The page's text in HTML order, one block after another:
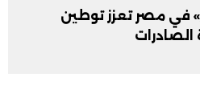
في مصر تعزز توطين
الصادرات